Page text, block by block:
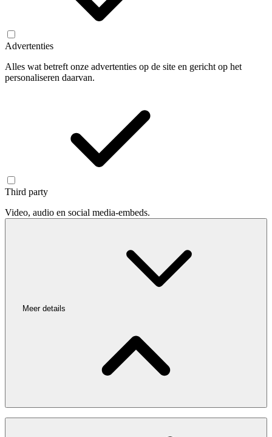
Advertenties
Alles wat betreft onze advertenties op de site en gericht op het
personaliseren daarvan.
Third party
Video, audio en social media-embeds.
Meer details